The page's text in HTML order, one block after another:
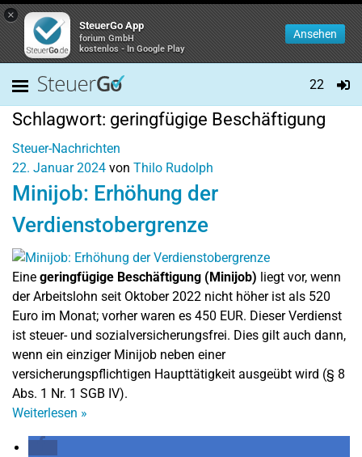
×
SteuerGo App
forium GmbH
kostenlos - In Google Play
Ansehen
22
Schlagwort: geringfügige Beschäftigung
Steuer-Nachrichten
22. Januar 2024 von Thilo Rudolph
Minijob: Erhöhung der
Verdienstobergrenze
Eine geringfügige Beschäftigung (Minijob) liegt vor, wenn
der Arbeitslohn seit Oktober 2022 nicht höher ist als 520
Euro im Monat; vorher waren es 450 EUR. Dieser Verdienst
ist steuer- und sozialversicherungsfrei. Dies gilt auch dann,
wenn ein einziger Minijob neben einer
versicherungspflichtigen Haupttätigkeit ausgeübt wird (§ 8
Abs. 1 Nr. 1 SGB IV).
Weiterlesen »